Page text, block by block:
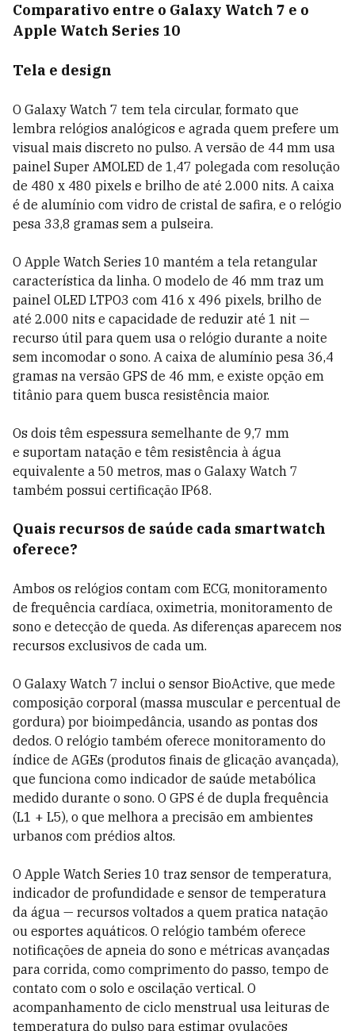
Comparativo entre o Galaxy Watch 7 e o
Apple Watch Series 10
Tela e design
O Galaxy Watch 7 tem tela circular, formato que
lembra relógios analógicos e agrada quem prefere um
visual mais discreto no pulso. A versão de 44 mm usa
painel Super AMOLED de 1,47 polegada com resolução
de 480 x 480 pixels e brilho de até 2.000 nits. A caixa
é de alumínio com vidro de cristal de safira, e o relógio
pesa 33,8 gramas sem a pulseira.
O Apple Watch Series 10 mantém a tela retangular
característica da linha. O modelo de 46 mm traz um
painel OLED LTPO3 com 416 x 496 pixels, brilho de
até 2.000 nits e capacidade de reduzir até 1 nit —
recurso útil para quem usa o relógio durante a noite
sem incomodar o sono. A caixa de alumínio pesa 36,4
gramas na versão GPS de 46 mm, e existe opção em
titânio para quem busca resistência maior.
Os dois têm espessura semelhante de 9,7 mm
e suportam natação e têm resistência à água
equivalente a 50 metros, mas o Galaxy Watch 7
também possui certificação IP68.
Quais recursos de saúde cada smartwatch
oferece?
Ambos os relógios contam com ECG, monitoramento
de frequência cardíaca, oximetria, monitoramento de
sono e detecção de queda. As diferenças aparecem nos
recursos exclusivos de cada um.
O Galaxy Watch 7 inclui o sensor BioActive, que mede
composição corporal (massa muscular e percentual de
gordura) por bioimpedância, usando as pontas dos
dedos. O relógio também oferece monitoramento do
índice de AGEs (produtos finais de glicação avançada),
que funciona como indicador de saúde metabólica
medido durante o sono. O GPS é de dupla frequência
(L1 + L5), o que melhora a precisão em ambientes
urbanos com prédios altos.
O Apple Watch Series 10 traz sensor de temperatura,
indicador de profundidade e sensor de temperatura
da água — recursos voltados a quem pratica natação
ou esportes aquáticos. O relógio também oferece
notificações de apneia do sono e métricas avançadas
para corrida, como comprimento do passo, tempo de
contato com o solo e oscilação vertical. O
acompanhamento de ciclo menstrual usa leituras de
temperatura do pulso para estimar ovulações